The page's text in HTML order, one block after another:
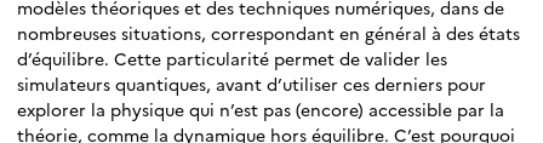
modèles théoriques et des techniques numériques, dans de
nombreuses situations, correspondant en général à des états
d’équilibre. Cette particularité permet de valider les
simulateurs quantiques, avant d’utiliser ces derniers pour
explorer la physique qui n’est pas (encore) accessible par la
théorie, comme la dynamique hors équilibre. C’est pourquoi